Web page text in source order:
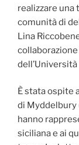
realizzare una
comunità di
Lina
È stata ospite
di Myddelbury
hanno
siciliana e ai